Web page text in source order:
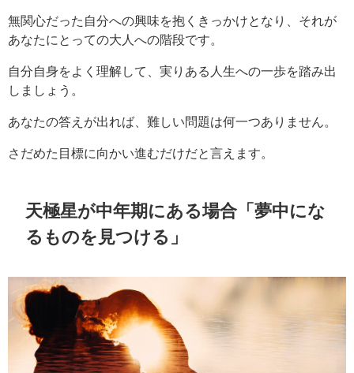
無関心だった自分への興味を抱くきっかけとなり、それが
あなたにとっての大人への階段です。
自分自身をよく理解して、実りある人生への一歩を踏み出
しましょう。
あなたの答えが出れば、難しい問題は何一つありません。
さだめた目標に向かい進むだけだと言えます。
天極星が中年期にある場合「夢中にな
るものを見つける」